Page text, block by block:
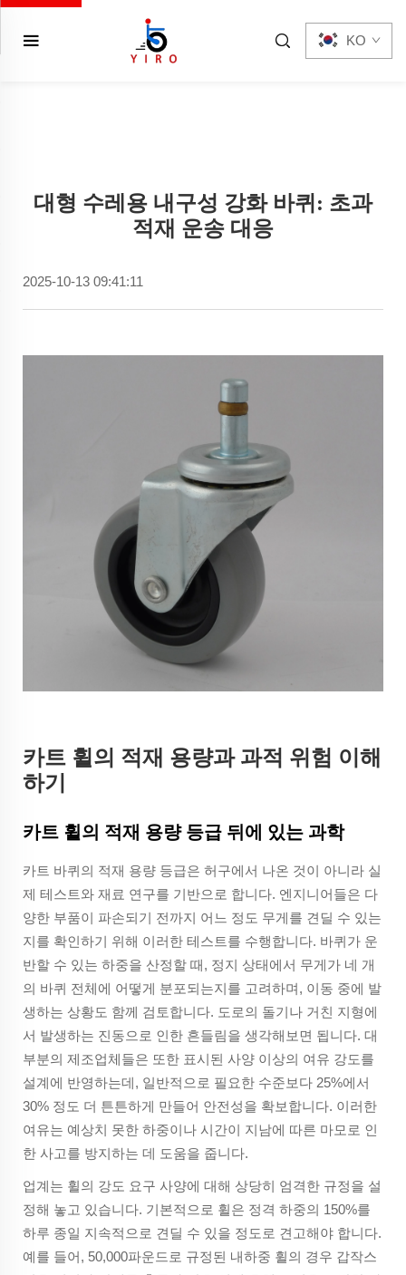
KO
대형 수레용 내구성 강화 바퀴: 초과
적재 운송 대응
2025-10-13 09:41:11
카트 휠의 적재 용량과 과적 위험 이해
하기
카트 휠의 적재 용량 등급 뒤에 있는 과학
카트 바퀴의 적재 용량 등급은 허구에서 나온 것이 아니라 실
제 테스트와 재료 연구를 기반으로 합니다. 엔지니어들은 다
양한 부품이 파손되기 전까지 어느 정도 무게를 견딜 수 있는
지를 확인하기 위해 이러한 테스트를 수행합니다. 바퀴가 운
반할 수 있는 하중을 산정할 때, 정지 상태에서 무게가 네 개
의 바퀴 전체에 어떻게 분포되는지를 고려하며, 이동 중에 발
생하는 상황도 함께 검토합니다. 도로의 돌기나 거친 지형에
서 발생하는 진동으로 인한 흔들림을 생각해보면 됩니다. 대
부분의 제조업체들은 또한 표시된 사양 이상의 여유 강도를
설계에 반영하는데, 일반적으로 필요한 수준보다 25%에서
30% 정도 더 튼튼하게 만들어 안전성을 확보합니다. 이러한
여유는 예상치 못한 하중이나 시간이 지남에 따른 마모로 인
한 사고를 방지하는 데 도움을 줍니다.
업계는 휠의 강도 요구 사양에 대해 상당히 엄격한 규정을 설
정해 놓고 있습니다. 기본적으로 휠은 정격 하중의 150%를
하루 종일 지속적으로 견딜 수 있을 정도로 견고해야 합니다.
예를 들어, 50,000파운드로 규정된 내하중 휠의 경우 갑작스